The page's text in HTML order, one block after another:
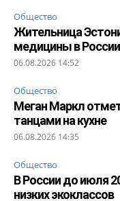
Общество
Жительница
медицины в
06.08.2026 14:52
Общество
Меган Маркл
танцами на кухне
06.08.2026 14:35
Общество
В России до июля
низких экоклассов